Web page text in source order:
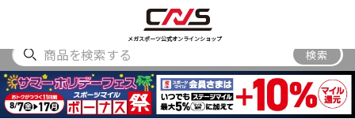
メガスポーツ公式オンラインショップ
ACCESSORY
検索